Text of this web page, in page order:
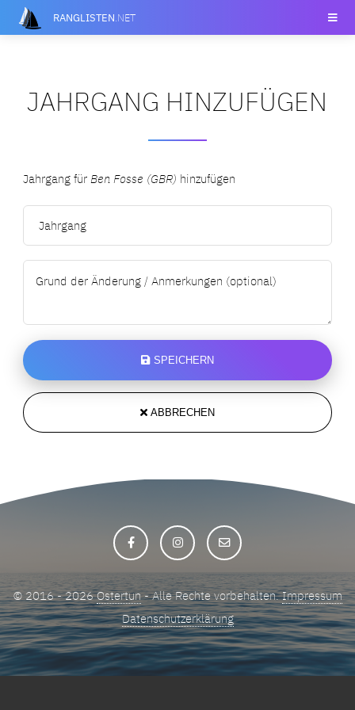
RANGLISTEN.NET
JAHRGANG HINZUFÜGEN
Jahrgang fürBen Fosse (GBR) hinzufügen
SPEICHERN
ABBRECHEN
© 2016 - 2026Ostertun- Alle Rechte vorbehalten.Impressum
Datenschutzerklärung